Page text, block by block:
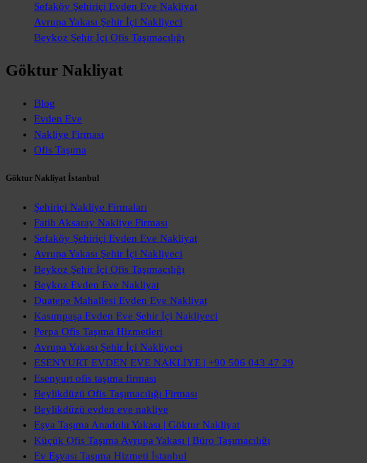
Sefaköy Şehiriçi Evden Eve Nakliyat
Avrupa Yakası Şehir İçi Nakliyeci
Beykoz Şehir İçi Ofis Taşımacılığı
Göktur Nakliyat
Blog
Evden Eve
Nakliye Firması
Ofis Taşıma
Göktur Nakliyat İstanbul
Şehiriçi Nakliye Firmaları
Fatih Aksaray Nakliye Firması
Sefaköy Şehiriçi Evden Eve Nakliyat
Avrupa Yakası Şehir İçi Nakliyeci
Beykoz Şehir İçi Ofis Taşımacılığı
Beykoz Evden Eve Nakliyat
Duatepe Mahallesi Evden Eve Nakliyat
Kasımpaşa Evden Eve Şehir İçi Nakliyeci
Perpa Ofis Taşıma Hizmetleri
Avrupa Yakası Şehir İçi Nakliyeci
ESENYURT EVDEN EVE NAKLİYE | +90 506 043 47 29
Esenyurt ofis taşıma firması
Beylikdüzü Ofis Taşımacılığı Firması
Beylikdüzü evden eve nakliye
Eşya Taşıma Anadolu Yakası | Göktur Nakliyat
Küçük Ofis Taşıma Avrupa Yakası | Büro Taşımacılığı
Ev Eşyası Taşıma Hizmeti İstanbul